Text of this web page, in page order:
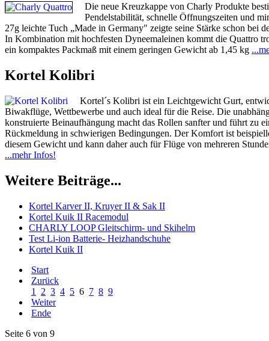
Die neue Kreuzkappe von Charly Produkte
Pendelstabilität, schnelle Öffnungszeiten und
27g leichte Tuch „Made in Germany" zeigte seine Stärke schon bei
In Kombination mit hochfesten Dyneemaleinen kommt die Quattro
ein kompaktes Packmaß mit einem geringen Gewicht ab 1,45 kg
Kortel Kolibri
Kortel´s Kolibri ist ein Leichtgewicht Gurt,
Biwakflüge, Wettbewerbe und auch ideal für die Reise. Die
konstruierte Beinaufhängung macht das Rollen sanfter und führt zu
Rückmeldung in schwierigen Bedingungen. Der Komfort ist
diesem Gewicht und kann daher auch für Flüge von mehreren
...mehr Infos!
Weitere Beiträge...
Kortel Karver II, Kruyer II & Sak II
Kortel Kuik II Racemodul
CHARLY LOOP Gleitschirm- und Skihelm
Test Li-ion Batterie- Heizhandschuhe
Kortel Kuik II
Start
Zurück
1
2 3 4 5 6 7 8 9
Weiter
Ende
Seite 6 von 9